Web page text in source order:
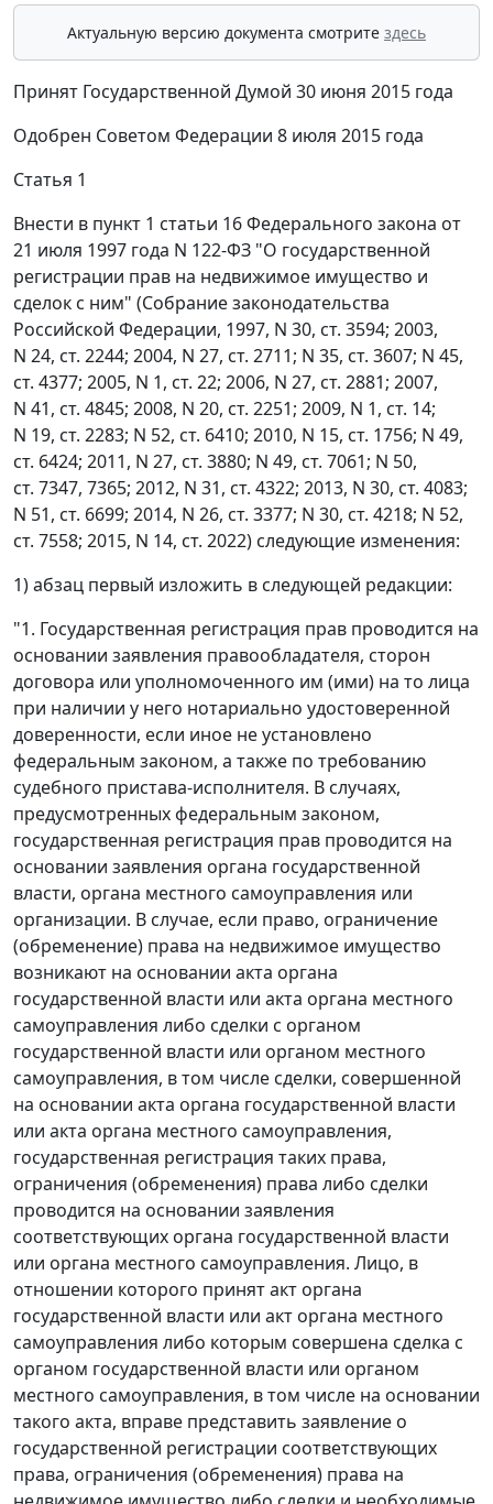
Актуальную версию документа смотрите здесь
Принят Государственной Думой 30 июня 2015 года
Одобрен Советом Федерации 8 июля 2015 года
Статья 1
Внести в пункт 1 статьи 16 Федерального закона от
21 июля 1997 года N 122-ФЗ "О государственной
регистрации прав на недвижимое имущество и
сделок с ним" (Собрание законодательства
Российской Федерации, 1997, N 30, ст. 3594; 2003,
N 24, ст. 2244; 2004, N 27, ст. 2711; N 35, ст. 3607; N 45,
ст. 4377; 2005, N 1, ст. 22; 2006, N 27, ст. 2881; 2007,
N 41, ст. 4845; 2008, N 20, ст. 2251; 2009, N 1, ст. 14;
N 19, ст. 2283; N 52, ст. 6410; 2010, N 15, ст. 1756; N 49,
ст. 6424; 2011, N 27, ст. 3880; N 49, ст. 7061; N 50,
ст. 7347, 7365; 2012, N 31, ст. 4322; 2013, N 30, ст. 4083;
N 51, ст. 6699; 2014, N 26, ст. 3377; N 30, ст. 4218; N 52,
ст. 7558; 2015, N 14, ст. 2022) следующие изменения:
1) абзац первый изложить в следующей редакции:
"1. Государственная регистрация прав проводится на
основании заявления правообладателя, сторон
договора или уполномоченного им (ими) на то лица
при наличии у него нотариально удостоверенной
доверенности, если иное не установлено
федеральным законом, а также по требованию
судебного пристава-исполнителя. В случаях,
предусмотренных федеральным законом,
государственная регистрация прав проводится на
основании заявления органа государственной
власти, органа местного самоуправления или
организации. В случае, если право, ограничение
(обременение) права на недвижимое имущество
возникают на основании акта органа
государственной власти или акта органа местного
самоуправления либо сделки с органом
государственной власти или органом местного
самоуправления, в том числе сделки, совершенной
на основании акта органа государственной власти
или акта органа местного самоуправления,
государственная регистрация таких права,
ограничения (обременения) права либо сделки
проводится на основании заявления
соответствующих органа государственной власти
или органа местного самоуправления. Лицо, в
отношении которого принят акт органа
государственной власти или акт органа местного
самоуправления либо которым совершена сделка с
органом государственной власти или органом
местного самоуправления, в том числе на основании
такого акта, вправе представить заявление о
государственной регистрации соответствующих
права, ограничения (обременения) права на